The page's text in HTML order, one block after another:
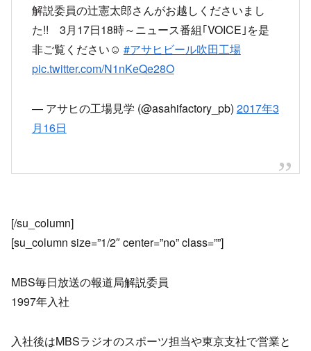
解説委員の辻憲太郎さんがお越しくださいまし
た!! 3月17日18時～ニュース番組｢VOICE｣を是
非ご覧ください☺️ #アサヒビール吹田工場
pic.twitter.com/N1nKeQe28O
— アサヒの工場見学 (@asahifactory_pb) 2017年3
月16日
[/su_column]
[su_column size=”1/2″ center=”no” class=””]
MBS毎日放送の報道局解説委員
1997年入社
入社後はMBSラジオのスポーツ担当や東京支社で営業と